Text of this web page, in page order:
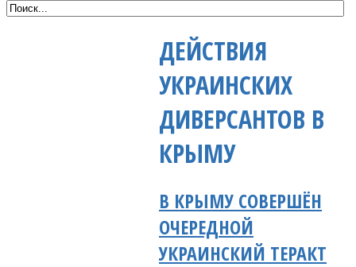
ДЕЙСТВИЯ
УКРАИНСКИХ
ДИВЕРСАНТОВ В
КРЫМУ
В КРЫМУ СОВЕРШЁН
ОЧЕРЕДНОЙ
УКРАИНСКИЙ ТЕРАКТ